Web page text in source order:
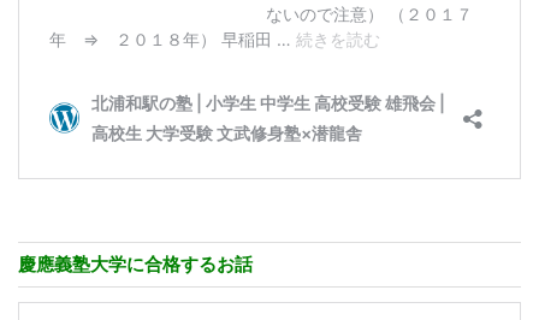
慶應義塾大学に合格するお話